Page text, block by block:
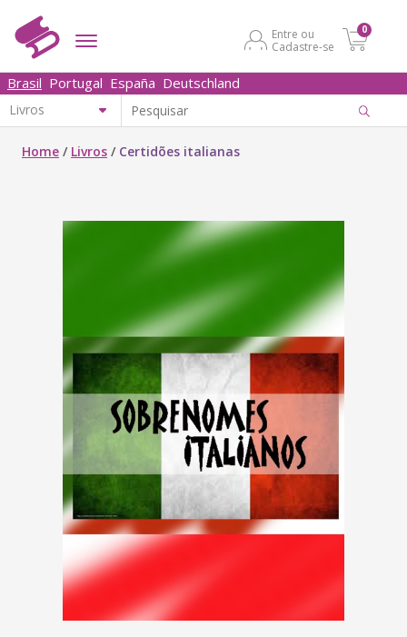
Entre ou
Cadastre-se
0
Brasil Portugal España Deutschland
Home / Livros / Certidões italianas